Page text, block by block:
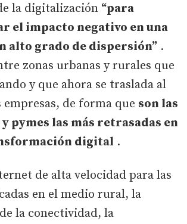
la digitalización “para
el impacto negativo en una
alto grado de dispersión” .
zonas urbanas y rurales que
y que ahora se traslada al
empresas, de forma que son las
pymes las más retrasadas en
digital .
de alta velocidad para las
en el medio rural, la
la conectividad, la